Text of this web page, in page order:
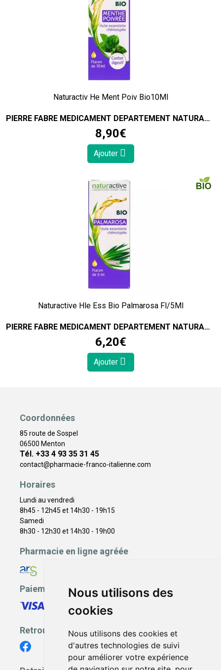
Nous utilisons des
cookies
Nous utilisons des cookies et
d'autres technologies de suivi
pour améliorer votre expérience
Naturactiv He Ment Poiv Bio10Ml
PIERRE FABRE MEDICAMENT DEPARTEMENT NATURACTIVE
8,90€
Ajouter
Naturactive Hle Ess Bio Palmarosa Fl/5Ml
PIERRE FABRE MEDICAMENT DEPARTEMENT NATURACTIVE
6,20€
Ajouter
Coordonnées
85 route de Sospel
06500 Menton
Tél. +33 4 93 35 31 45
contact@pharmacie-franco-italienne.com
Horaires
Lundi au vendredi
8h45 - 12h45 et 14h30 - 19h15
Samedi
8h30 - 12h30 et 14h30 - 19h00
Pharmacie en ligne agréée
Paiement sécurisé
Retrouvez-nous